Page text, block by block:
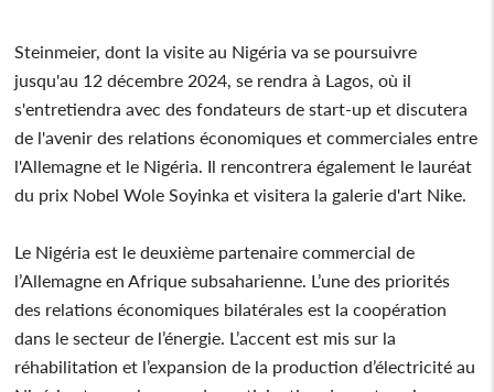
Steinmeier, dont la visite au Nigéria va se poursuivre
jusqu'au 12 décembre 2024, se rendra à Lagos, où il
s'entretiendra avec des fondateurs de start-up et discutera
de l'avenir des relations économiques et commerciales entre
l'Allemagne et le Nigéria. Il rencontrera également le lauréat
du prix Nobel Wole Soyinka et visitera la galerie d'art Nike.
Le Nigéria est le deuxième partenaire commercial de
l’Allemagne en Afrique subsaharienne. L’une des priorités
des relations économiques bilatérales est la coopération
dans le secteur de l’énergie. L’accent est mis sur la
réhabilitation et l’expansion de la production d’électricité au